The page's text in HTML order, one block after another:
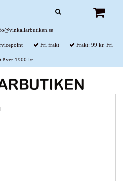
Fri frakt Frakt: 99 kr. Fri
över 1900 kr